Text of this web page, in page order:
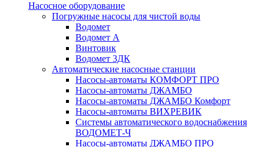
Насосное оборудование
Погружные насосы для чистой воды
Водомет
Водомет А
Винтовик
Водомет 3ДК
Автоматические насосные станции
Насосы-автоматы КОМФОРТ ПРО
Насосы-автоматы ДЖАМБО
Насосы-автоматы ДЖАМБО Комфорт
Насосы-автоматы ВИХРЕВИК
Системы автоматического водоснабжения
ВОДОМЕТ-Ч
Насосы-автоматы ДЖАМБО ПРО